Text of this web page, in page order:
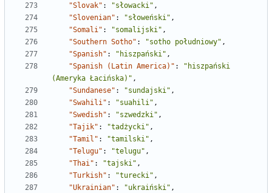
"Slovak" : "słowacki" ,
"Slovenian" : "słoweński" ,
"Somali" : "somalijski" ,
"Southern Sotho" : "sotho południowy" ,
"Spanish" : "hiszpański" ,
"Spanish (Latin America)" :
"hiszpański
(Ameryka Łacińska)" ,
"Sundanese" : "sundajski" ,
"Swahili" : "suahili" ,
"Swedish" : "szwedzki" ,
"Tajik" : "tadżycki" ,
"Tamil" : "tamilski" ,
"Telugu" : "telugu" ,
"Thai" : "tajski" ,
"Turkish" : "turecki" ,
"Ukrainian" : "ukraiński" ,